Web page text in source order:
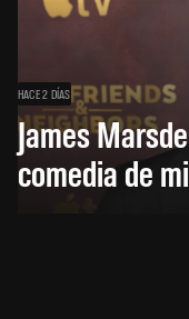
HACE 2 DÍAS
James
comedia de